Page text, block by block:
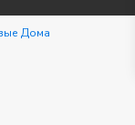
Дома